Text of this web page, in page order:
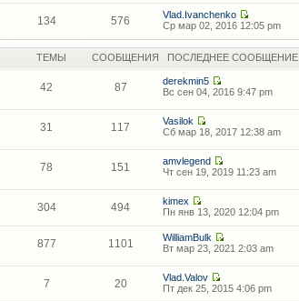
134 576
Vlad.Ivanchenko
Ср мар 02, 2016 12:05 pm
ТЕМЫ СООБЩЕНИЯ ПОСЛЕДНЕЕ СООБЩЕНИЕ
42 87
derekmin5
Вс сен 04, 2016 9:47 pm
31 117
Vasilok
Сб мар 18, 2017 12:38 am
78 151
amvlegend
Чт сен 19, 2019 11:23 am
304 494
kimex
Пн янв 13, 2020 12:04 pm
877 1101
WilliamBulk
Вт мар 23, 2021 2:03 am
7 20
Vlad.Valov
Пт дек 25, 2015 4:06 pm